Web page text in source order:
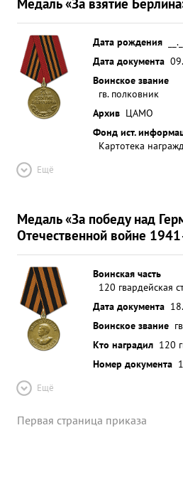
Дата рождения
Дата документа
Воинское звание
гв. полковник
Архив ЦАМО
Фонд ист.
Картотека
Ещё
Медаль «За победу над
Отечественной войне
Воинская часть
120 гвардейская
Дата документа
Воинское звание
Кто наградил 120
Номер документа 1
Ещё
Первая страница приказа